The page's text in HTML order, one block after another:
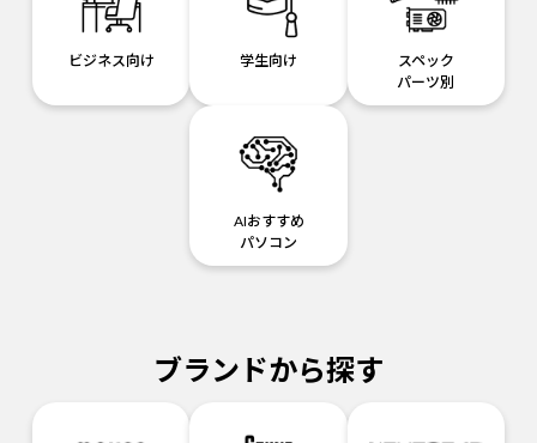
ビジネス向け 学生向け
スペック
パーツ別
AIおすすめ
パソコン
ブランドから探す